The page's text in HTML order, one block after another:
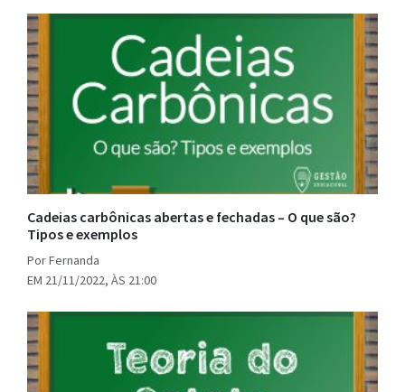
Cadeias carbônicas abertas e fechadas – O que são?
Tipos e exemplos
Por Fernanda
EM 21/11/2022, ÀS 21:00